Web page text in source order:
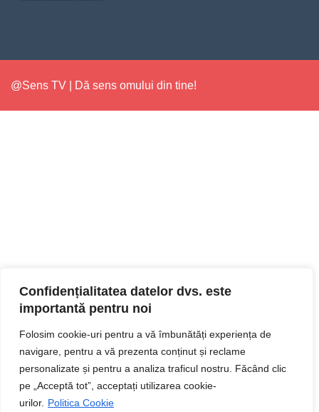
Confidențialitatea datelor dvs. este
importantă pentru noi
Folosim cookie-uri pentru a vă îmbunătăți experiența de
navigare, pentru a vă prezenta conținut și reclame
personalizate și pentru a analiza traficul nostru. Făcând clic
pe „Acceptă tot”, acceptați utilizarea cookie-
urilor. Politica Cookie
@Sens TV | Dă sens omului din tine!